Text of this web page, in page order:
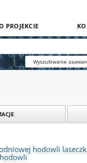
PROJEKCIE
Wyszukiwanie
hodowli